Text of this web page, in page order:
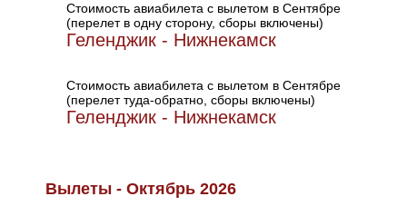
Стоимость авиабилета с вылетом в Сентябре
(перелет в одну сторону, сборы включены)
Геленджик - Нижнекамск
Стоимость авиабилета с вылетом в Сентябре
(перелет туда-обратно, сборы включены)
Геленджик - Нижнекамск
Вылеты - Октябрь 2026